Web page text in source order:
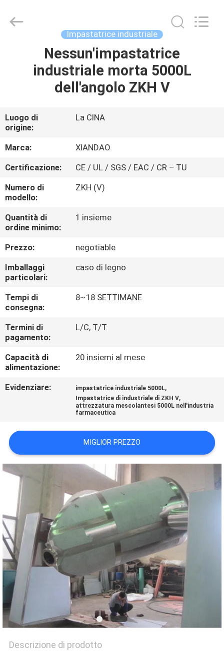
PRODOTTI
CIRCA
NOI
GIRO
DELLA
FABBRICA
CONTROLLO
DI
QUALITÀ
CONTATTICI
NOTIZIA
RICHIEDA
CITAZIONE
MAPPA
DEL
SITO
PRIVACY
POLICY
Drying
Technology
Impastatrice industriale
Nessun'impastatrice
industriale morta 5000L
dell'angolo ZKH V
Luogo di
origine:
La CINA
Marca:
XIANDAO
Certificazione:
CE / UL / SGS / EAC / CR – TU
Numero di
modello:
ZKH (V)
Quantità di
ordine minimo:
1 insieme
Prezzo:
negotiable
Imballaggi
particolari:
caso di legno
Tempi di
consegna:
8~18 SETTIMANE
Termini di
pagamento:
L/C, T/T
Capacità di
alimentazione:
20 insiemi al mese
Evidenziare: impastatrice industriale 5000L,
Impastatrice di industriale di ZKH V,
attrezzatura mescolantesi 5000L nell'industria
farmaceutica
MIGLIOR PREZZO
Descrizione di prodotto